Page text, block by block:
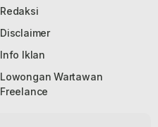
Redaksi
Disclaimer
Info Iklan
Lowongan Wartawan
Freelance